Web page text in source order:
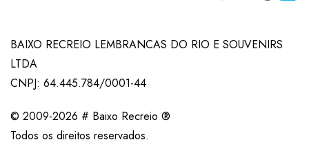
BAIXO RECREIO LEMBRANCAS DO RIO E SOUVENIRS
LTDA
CNPJ: 64.445.784/0001-44
© 2009-2026 # Baixo Recreio ®
Todos os direitos reservados.